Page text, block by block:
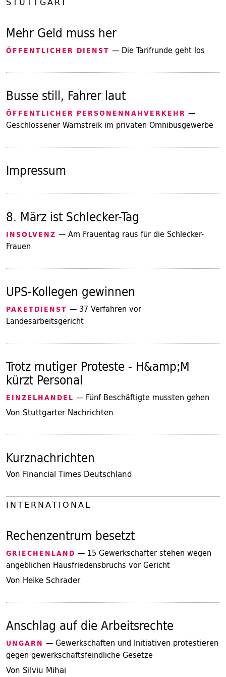
Mehr Geld muss her
ÖFFENTLICHER DIENST — Die Tarifrunde geht los
Busse still, Fahrer laut
ÖFFENTLICHER PERSONENNAHVERKEHR —
Geschlossener Warnstreik im privaten Omnibusgewerbe
Impressum
8. März ist Schlecker-Tag
INSOLVENZ — Am Frauentag raus für die Schlecker-
Frauen
UPS-Kollegen gewinnen
PAKETDIENST — 37 Verfahren vor
Landesarbeitsgericht
Trotz mutiger Proteste - H&amp;M
kürzt Personal
EINZELHANDEL — Fünf Beschäftigte mussten gehen
Von Stuttgarter Nachrichten
Kurznachrichten
Von Financial Times Deutschland
INTERNATIONAL
Rechenzentrum besetzt
GRIECHENLAND — 15 Gewerkschafter stehen wegen
angeblichen Hausfriedensbruchs vor Gericht
Von Heike Schrader
Anschlag auf die Arbeitsrechte
UNGARN — Gewerkschaften und Initiativen protestieren
gegen gewerkschaftsfeindliche Gesetze
Von Silviu Mihai